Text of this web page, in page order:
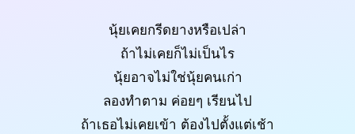
นุ้ยเคยกรีดยางหรือเปล่า
ถ้าไม่เคยก็ไม่เป็นไร
นุ้ยอาจไม่ใช่นุ้ยคนเก่า
ลองทำตาม ค่อยๆ เรียนไป
ถ้าเธอไม่เคยเข้า ต้องไปตั้งแต่เช้า